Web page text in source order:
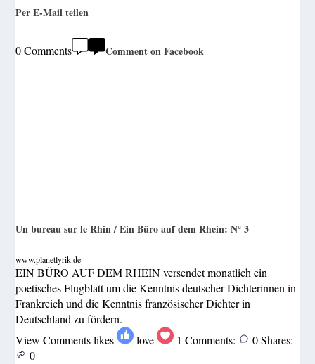
Per E-Mail teilen
0 Comments Comment on Facebook
Un bureau sur le Rhin / Ein Büro auf dem Rhein: Nº 3
www.planetlyrik.de
EIN BÜRO AUF DEM RHEIN versendet monatlich ein
poetisches Flugblatt um die Kenntnis deutscher Dichterinnen in
Frankreich und die Kenntnis französischer Dichter in
Deutschland zu fördern.
View Comments likes love 1 Comments: 0 Shares:
0